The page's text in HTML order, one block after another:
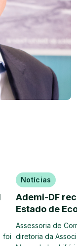
foi
Notícias
Ademi-DF
Estado de
Assessoria de
diretoria da